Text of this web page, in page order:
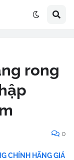
rong
0
CHÍNH HÃNG GIÁ